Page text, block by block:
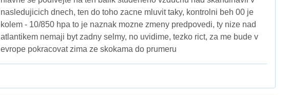
nasledujicich dnech, ten do toho zacne mluvit taky, kontrolni beh 00 je
kolem - 10/850 hpa to je naznak mozne zmeny predpovedi, ty nize nad
atlantikem nemaji byt zadny selmy, no uvidime, tezko rict, za me bude v
evrope pokracovat zima ze skokama do prumeru